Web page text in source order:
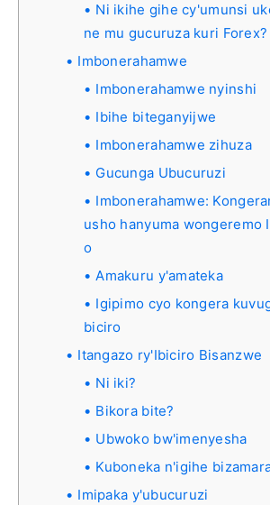
Ni ikihe gihe cy'umunsi
ne mu gucuruza kuri Forex?
Imbonerahamwe
Imbonerahamwe nyinshi
Ibihe biteganyijwe
Imbonerahamwe zihuza
Gucunga Ubucuruzi
Imbonerahamwe:
usho hanyuma wongeremo
o
Amakuru y'amateka
Igipimo cyo kongera
biciro
Itangazo ry'Ibiciro Bisanzwe
Ni iki?
Bikora bite?
Ubwoko bw'imenyesha
Kuboneka n'igihe
Imipaka y'ubucuruzi